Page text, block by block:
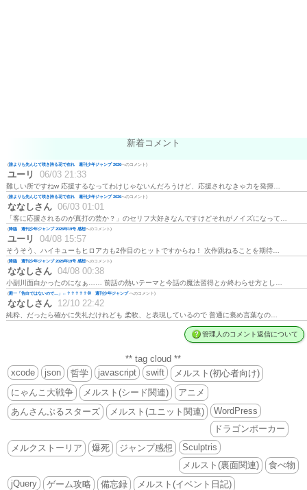
新着コメント
(誰よりも先んじて咲き誇る花で在れ 週刊少年ジャンプ 2026へのコメント)
ユーリ 06/03 21:33
難しい所ですねw 応援するなってわけじゃないんだろうけど、応援されなきゃ力を発揮…
(誰よりも先んじて咲き誇る花で在れ 週刊少年ジャンプ 2026へのコメント)
ななしさん 06/03 01:01
「客に応援されるのが真打の芸か？」のセリフ大好きなんですけどそれがノイズになって…
(降臨 週刊少年ジャンプ 2026年19号 感想へのコメント)
ユーリ 04/08 15:57
そうそう、ハイキューもヒロアカも2作目のヒットですからね！ 次作跳ねることを期待…
(降臨 週刊少年ジャンプ 2026年19号 感想へのコメント)
ななしさん 04/08 00:38
小副川面白かったのになぁ…… 前話の熱いテーマと今話の魔法習得とか終わらせ方とし…
(殿一「告白ではないので…」←？？？？？💢 週刊少年ジャンプへのコメント)
ななしさん 12/10 22:42
純粋、だったら確かに失礼だけれども 柔軟、と表現しているので 普通に褒め言葉なの…
管理人のコメント返信について
** tag cloud **
xcode
json 哲学 javascript swift
メルスト(初心者向け)
にゃんこ大戦争
メルスト(シード関連)
アニメ
あんさんぶるスターズ
メルスト(ユニット関連)
WordPress
ドラゴンポーカー
メルクストーリア
爆死 ジャンプ感想
Sculptris
メルスト(裏面関連)
食べ物
jQuery
ゲーム攻略 備忘録 メルスト(イベント日記)